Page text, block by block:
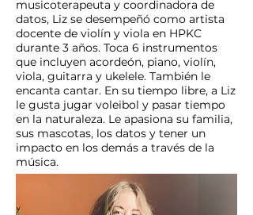
musicoterapeuta y coordinadora de
datos, Liz se desempeñó como artista
docente de violín y viola en HPKC
durante 3 años. Toca 6 instrumentos
que incluyen acordeón, piano, violín,
viola, guitarra y ukelele. También le
encanta cantar. En su tiempo libre, a Liz
le gusta jugar voleibol y pasar tiempo
en la naturaleza. Le apasiona su familia,
sus mascotas, los datos y tener un
impacto en los demás a través de la
música.